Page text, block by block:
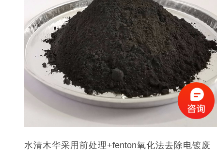
水清木华采用前处理+fenton氧化法去除电镀废